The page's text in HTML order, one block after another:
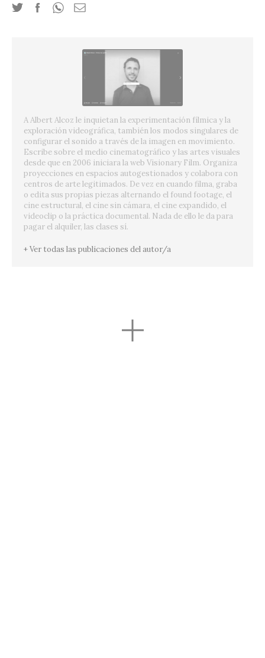
A Albert Alcoz le inquietan la experimentación fílmica y la
exploración videográfica, también los modos singulares de
configurar el sonido a través de la imagen en movimiento.
Escribe sobre el medio cinematográfico y las artes visuales
desde que en 2006 iniciara la web Visionary Film. Organiza
proyecciones en espacios autogestionados y colabora con
centros de arte legitimados. De vez en cuando filma, graba
o edita sus propias piezas alternando el found footage, el
cine estructural, el cine sin cámara, el cine expandido, el
videoclip o la práctica documental. Nada de ello le da para
pagar el alquiler, las clases sí.
+ Ver todas las publicaciones del autor/a